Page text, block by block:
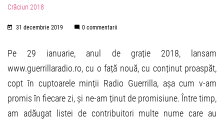
Crăciun 2018
31 decembrie 2019 0 commentarii
Pe 29 ianuarie, anul de grație 2018, lansam
www.guerrillaradio.ro, cu o față nouă, cu conținut proaspăt,
copt în cuptoarele minții Radio Guerrilla, așa cum v-am
promis în fiecare zi, și ne-am ținut de promisiune. Între timp,
am adăugat listei de contribuitori multe nume care au